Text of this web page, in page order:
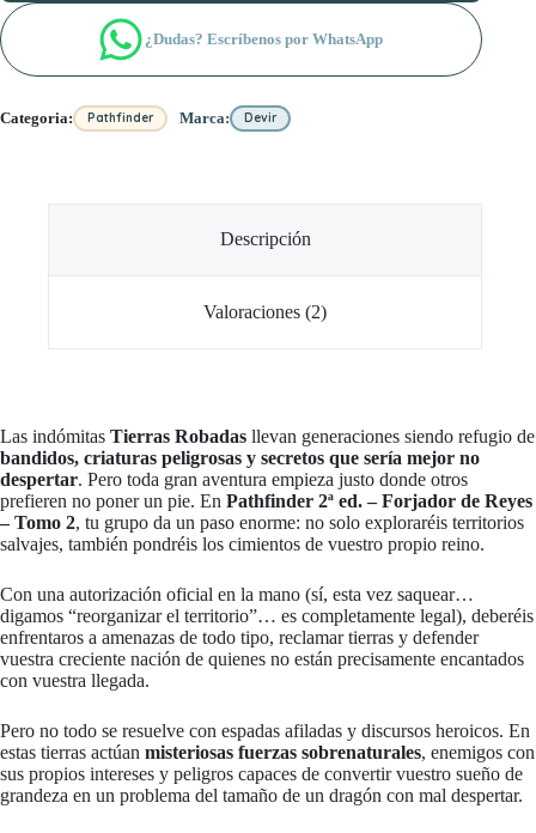
¿Dudas? Escríbenos por WhatsApp
Categoria: Pathfinder Marca: Devir
Descripción
Valoraciones (2)
Las indómitas Tierras Robadas llevan generaciones siendo refugio de
bandidos, criaturas peligrosas y secretos que sería mejor no
despertar. Pero toda gran aventura empieza justo donde otros
prefieren no poner un pie. En Pathfinder 2ª ed. – Forjador de Reyes
– Tomo 2, tu grupo da un paso enorme: no solo exploraréis territorios
salvajes, también pondréis los cimientos de vuestro propio reino.
Con una autorización oficial en la mano (sí, esta vez saquear…
digamos “reorganizar el territorio”… es completamente legal), deberéis
enfrentaros a amenazas de todo tipo, reclamar tierras y defender
vuestra creciente nación de quienes no están precisamente encantados
con vuestra llegada.
Pero no todo se resuelve con espadas afiladas y discursos heroicos. En
estas tierras actúan misteriosas fuerzas sobrenaturales, enemigos con
sus propios intereses y peligros capaces de convertir vuestro sueño de
grandeza en un problema del tamaño de un dragón con mal despertar.